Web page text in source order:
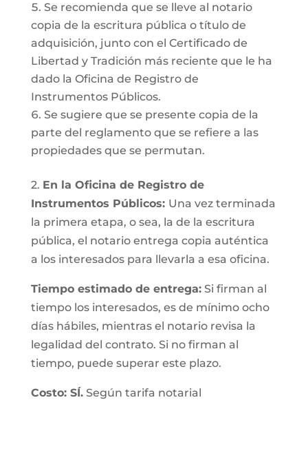
Se recomienda que se lleve al notario
copia de la escritura pública o título de
adquisición, junto con el Certificado de
Libertad y Tradición más reciente que le ha
dado la Oficina de Registro de
Instrumentos Públicos.
Se sugiere que se presente copia de la
parte del reglamento que se refiere a las
propiedades que se permutan.
2. En la Oficina de Registro de
Instrumentos Públicos: Una vez terminada
la primera etapa, o sea, la de la escritura
pública, el notario entrega copia auténtica
a los interesados para llevarla a esa oficina.
Tiempo estimado de entrega:Si firman al
tiempo los interesados, es de mínimo ocho
días hábiles, mientras el notario revisa la
legalidad del contrato. Si no firman al
tiempo, puede superar este plazo.
Costo: SÍ.Según tarifa notarial